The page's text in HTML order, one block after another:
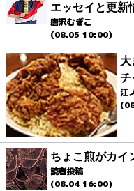
エッセイと更新
唐沢むぎこ
(08.05 10:00)
大
チ
江
ちょこ煎がカイ
読者投稿
(08.04 16:00)